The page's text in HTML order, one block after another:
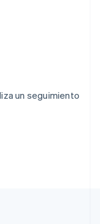
un seguimiento